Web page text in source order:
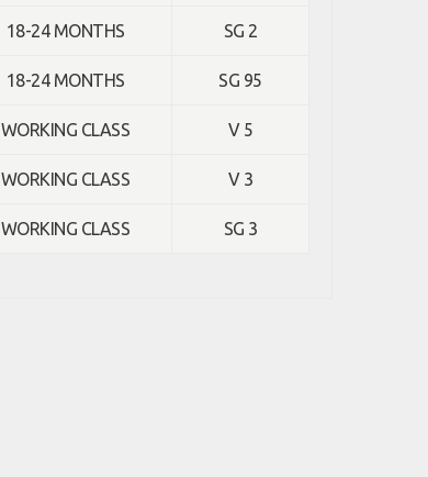
18-24 MONTHS SG 2
18-24 MONTHS SG 95
WORKING CLASS V 5
WORKING CLASS V 3
WORKING CLASS SG 3